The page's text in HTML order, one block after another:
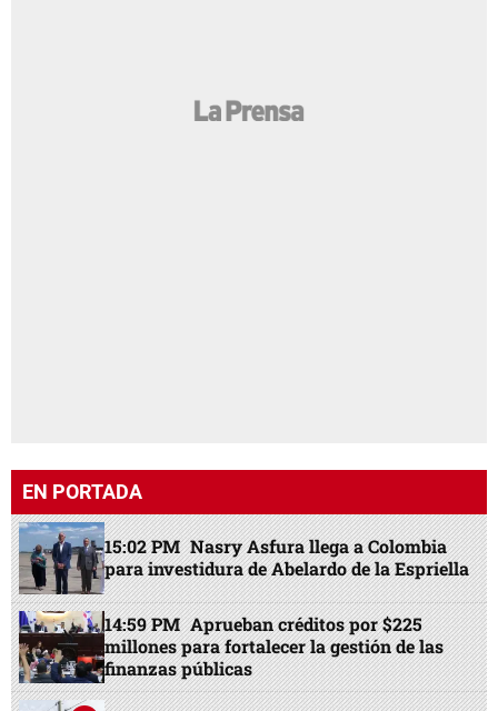
EN PORTADA
15:02 PM Nasry Asfura llega a Colombia
para investidura de Abelardo de la Espriella
14:59 PM Aprueban créditos por $225
millones para fortalecer la gestión de las
finanzas públicas